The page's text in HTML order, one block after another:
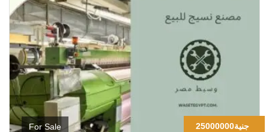
For Sale 25000000جنية